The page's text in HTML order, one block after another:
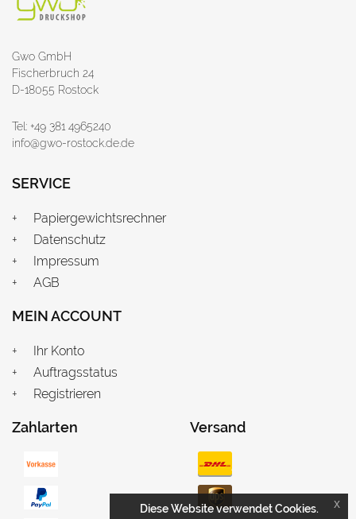
Gwo GmbH
Fischerbruch 24
D-18055 Rostock
Tel: +49 381 4965240
info@gwo-rostock.de.de
SERVICE
Papiergewichtsrechner
Datenschutz
Impressum
AGB
MEIN ACCOUNT
Ihr Konto
Auftragsstatus
Registrieren
Zahlarten Versand
Diese Website verwendet Cookies. x